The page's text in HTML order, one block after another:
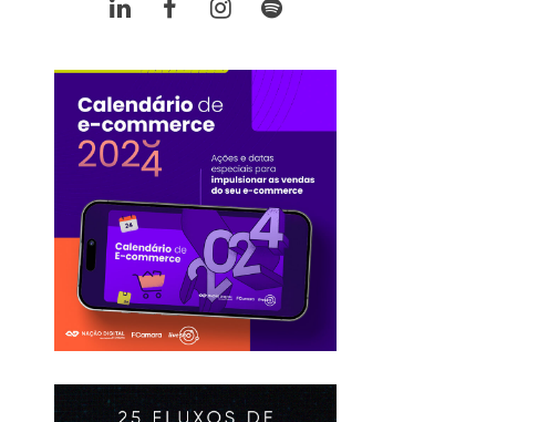
LinkedInFacebook
Instagram
Spotify